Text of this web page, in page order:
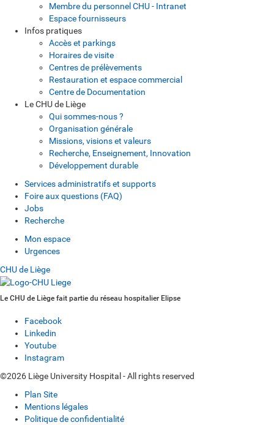
Membre du personnel CHU - Intranet
Espace fournisseurs
Infos pratiques
Accès et parkings
Horaires de visite
Centres de prélèvements
Restauration et espace commercial
Centre de Documentation
Le CHU de Liège
Qui sommes-nous ?
Organisation générale
Missions, visions et valeurs
Recherche, Enseignement, Innovation
Développement durable
Services administratifs et supports
Foire aux questions (FAQ)
Jobs
Recherche
Mon espace
Urgences
CHU de Liège
Le CHU de Liège fait partie du réseau hospitalier Elipse
Facebook
Linkedin
Youtube
Instagram
©2026 Liège University Hospital - All rights reserved
Plan Site
Mentions légales
Politique de confidentialité